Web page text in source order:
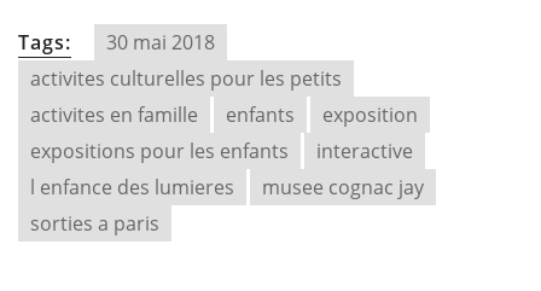
Tags:
30 mai 2018
activites culturelles pour les petits
activites en famille
enfants
exposition
expositions pour les enfants
interactive
l enfance des lumieres
musee cognac jay
sorties a paris